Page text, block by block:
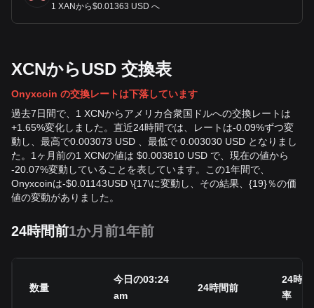
1 XANから$0.01363 USD へ
XCNからUSD 交換表
Onyxcoin の交換レートは下落しています
過去7日間で、1 XCNからアメリカ合衆国ドルへの交換レートは
+1.65%変化しました。直近24時間では、レートは-0.09%ずつ変
動し、最高で0.003073 USD 、最低で 0.003030 USD となりまし
た。1ヶ月前の1 XCNの値は $0.003810 USD で、現在の値から
-20.07%変動していることを表しています。この1年間で、
Onyxcoinは-$0.01143USD \{17\に変動し、その結果、{19}％の価
値の変動がありました。
24時間前1か月前1年前
数量
今日の03:24
am
24時間前
24時
率